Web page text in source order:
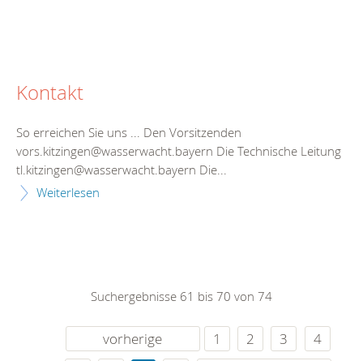
Kontakt
So erreichen Sie uns ... Den Vorsitzenden
vors.kitzingen@wasserwacht.bayern Die Technische Leitung
tl.kitzingen@wasserwacht.bayern Die...
Weiterlesen
Suchergebnisse 61 bis 70 von 74
vorherige 1 2 3
4